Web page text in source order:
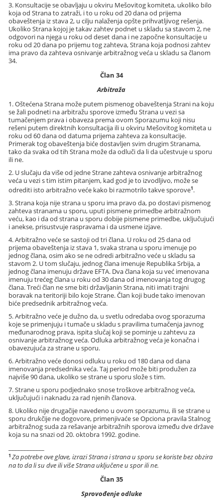
3. Konsultacije se obavljaju u okviru Mešovitog komiteta, ukoliko bilo
koja od Strana to zatraži, i to u roku od 20 dana od prijema
obaveštenja iz stava 2, u cilju nalaženja opšte prihvatljivog rešenja.
Ukoliko Strana kojoj je takav zahtev podnet u skladu sa stavom 2, ne
odgovori na njega u roku od deset dana i ne započne konsultacije u
roku od 20 dana po prijemu tog zahteva, Strana koja podnosi zahtev
ima pravo da zahteva osnivanje arbitražnog veća u skladu sa članom
34.
Član 34
Arbitraža
1. Oštećena Strana može putem pismenog obaveštenja Strani na koju
se žali podneti na arbitražu sporove između Strana u vezi sa
tumačenjem prava i obaveza prema ovom Sporazumu koji nisu
rešeni putem direktnih konsultacija ili u okviru Mešovitog komiteta u
roku od 60 dana od datuma prijema zahteva za konsultacije.
Primerak tog obaveštenja biće dostavljen svim drugim Stranama,
tako da svaka od tih Strana može da odluči da li da učestvuje u sporu
ili ne.
2. U slučaju da više od jedne Strane zahteva osnivanje arbitražnog
veća u vezi s tim istim pitanjem, kad god je to izvodljivo, može se
odrediti isto arbitražno veće kako bi razmotrilo takve sporove1.
3. Strana koja nije strana u sporu ima pravo da, po dostavi pismenog
zahteva stranama u sporu, uputi pismene primedbe arbitražnom
veću, kao i da od strana u sporu dobije pismene primedbe, uključujući
i anekse, prisustvuje raspravama i da usmene izjave.
4. Arbitražno veće se sastoji od tri člana. U roku od 25 dana od
prijema obaveštenja iz stava 1, svaka strana u sporu imenuje po
jednog člana, osim ako se ne odredi arbitražno veće u skladu sa
stavom 2. U tom slučaju, jednog člana imenuje Republika Srbija, a
jednog člana imenuju države EFTA. Dva člana koja su već imenovana
imenuju trećeg člana u roku od 30 dana od imenovanja tog drugog
člana. Treći član ne sme biti državljanin Strana, niti imati trajni
boravak na teritoriji bilo koje Strane. Član koji bude tako imenovan
biće predsednik arbitražnog veća.
5. Arbitražno veće je dužno da, u svetlu odredaba ovog sporazuma
koje se primenjuju i tumače u skladu s pravilima tumačenja javnog
međunarodnog prava, ispita slučaj koji se pominje u zahtevu za
osnivanje arbitražnog veća. Odluka arbitražnog veća je konačna i
obavezujuća za strane u sporu.
6. Arbitražno veće donosi odluku u roku od 180 dana od dana
imenovanja predsednika veća. Taj period može biti produžen za
najviše 90 dana, ukoliko se strane u sporu slože s tim.
7. Strane u sporu podjednako snose troškove arbitražnog veća,
uključujući i naknadu za rad njenih članova.
8. Ukoliko nije drugačije navedeno u ovom sporazumu, ili se strane u
sporu drukčije ne dogovore, primenjivaće se Opciona pravila Stalnog
arbitražnog suda za rešavanje arbitražnih sporova između dve države
koja su na snazi od 20. oktobra 1992. godine.
1 Za potrebe ove glave, izrazi Strana i strana u sporu se koriste bez obzira
na to da li su dve ili više Strana uključene u spor ili ne.
Član 35
Sprovođenje odluke